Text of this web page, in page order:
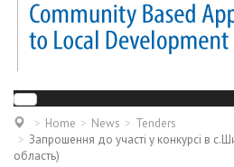
Home News
Tenders
Запрошення до участі у конкурсі в
область)